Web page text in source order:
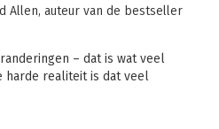
Allen, auteur van de bestseller
– dat is wat veel
harde realiteit is dat veel